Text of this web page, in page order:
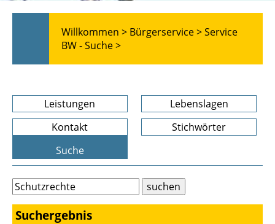
Willkommen > Bürgerservice >Service
BW - Suche >
Leistungen
Lebenslagen
Kontakt
Stichwörter
Suche
Suchergebnis